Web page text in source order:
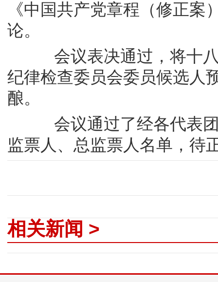
《中国共产党章程（修正
论。
会议表决通过，将十八
纪律检查委员会委员候选人
酿。
会议通过了经各代表团
监票人、总监票人名单，待
相关新闻 >